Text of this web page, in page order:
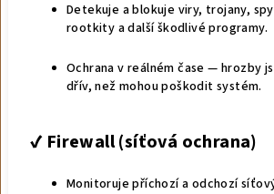
Detekuje a blokuje viry, trojany,
rootkity a další škodlivé programy.
Ochrana v reálném čase — hrozby
dřív, než mohou poškodit systém.
✔️ Firewall (síťová ochrana)
Monitoruje příchozí a odchozí